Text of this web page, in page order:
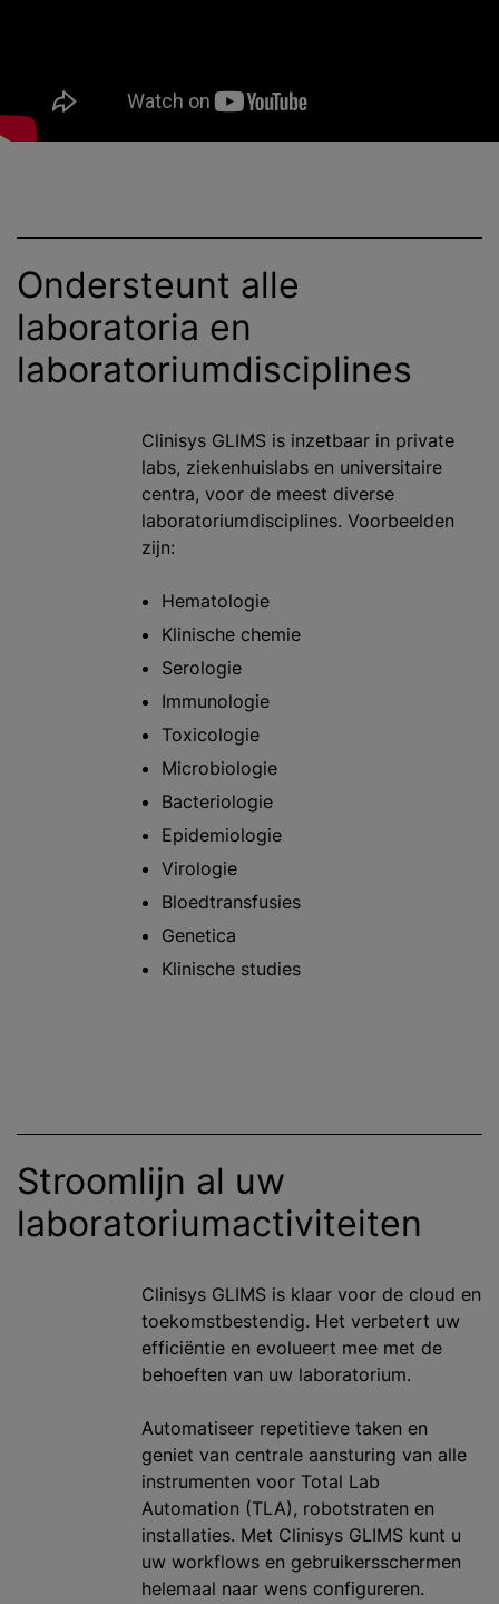
Ondersteunt alle
laboratoria en
laboratoriumdisciplines
Clinisys GLIMS is inzetbaar in private
labs, ziekenhuislabs en universitaire
centra, voor de meest diverse
laboratoriumdisciplines. Voorbeelden
zijn:
Hematologie
Klinische chemie
Serologie
Immunologie
Toxicologie
Microbiologie
Bacteriologie
Epidemiologie
Virologie
Bloedtransfusies
Genetica
Klinische studies
Stroomlijn al uw
laboratoriumactiviteiten
Clinisys GLIMS is klaar voor de cloud en
toekomstbestendig. Het verbetert uw
efficiëntie en evolueert mee met de
behoeften van uw laboratorium.
Automatiseer repetitieve taken en
geniet van centrale aansturing van alle
instrumenten voor Total Lab
Automation (TLA), robotstraten en
installaties. Met Clinisys GLIMS kunt u
uw workflows en gebruikersschermen
helemaal naar wens configureren.